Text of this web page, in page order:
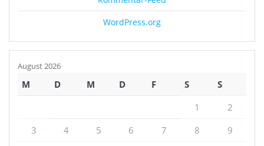
WordPress.org
August 2026
M D M D F S
S
1
2
3
4 5 6 7 8
9